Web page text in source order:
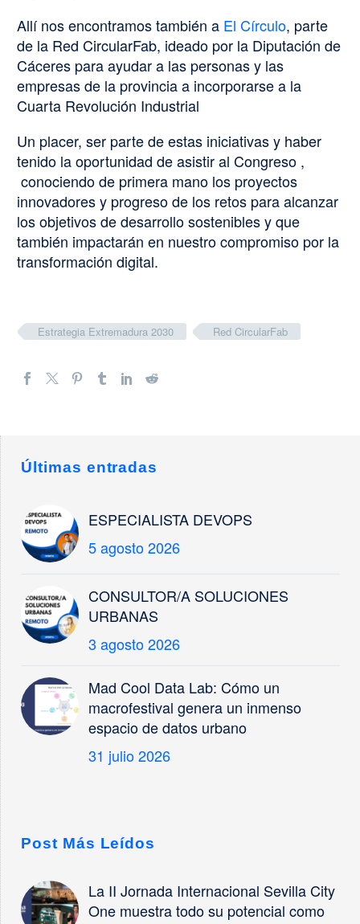
Allí nos encontramos también a El Círculo, parte
de la Red CircularFab, ideado por la Diputación de
Cáceres para ayudar a las personas y las
empresas de la provincia a incorporarse a la
Cuarta Revolución Industrial
Un placer, ser parte de estas iniciativas y haber
tenido la oportunidad de asistir al Congreso ,
conociendo de primera mano los proyectos
innovadores y progreso de los retos para alcanzar
los objetivos de desarrollo sostenibles y que
también impactarán en nuestro compromiso por la
transformación digital.
Estrategia Extremadura 2030 Red CircularFab
Últimas entradas
ESPECIALISTA DEVOPS
5 agosto 2026
CONSULTOR/A SOLUCIONES
URBANAS
3 agosto 2026
Mad Cool Data Lab: Cómo un
macrofestival genera un inmenso
espacio de datos urbano
31 julio 2026
Post Más Leídos
La II Jornada Internacional Sevilla City
One muestra todo su potencial como